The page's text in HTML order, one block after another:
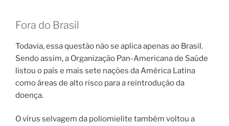
Fora do Brasil
Todavia, essa questão não se aplica apenas ao Brasil.
Sendo assim, a Organização Pan-Americana de Saúde
listou o país e mais sete nações da América Latina
como áreas de alto risco para a reintrodução da
doença.
O vírus selvagem da poliomielite também voltou a